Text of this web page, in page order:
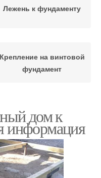
Лежень к фундаменту
Крепление на винтовой
фундамент
дом к
информация